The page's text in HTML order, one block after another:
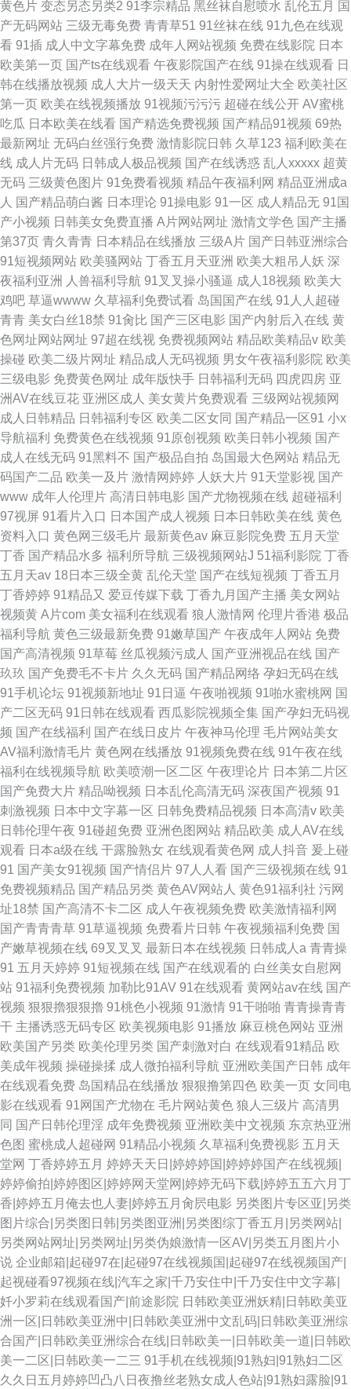
黄色片 变态另态另类2 91李宗精品 黑丝袜自慰喷水 乱伦五月 国
产无码网站 三级无毒免费 青青草51 91丝袜在线 91九色在线观
看 91插 成人中文字幕免费 成年人网站视频 免费在线影院 日本
欧美第一页 国产ts在线观看 午夜影院国产在线 91操在线观看 日
韩在线播放视频 成人大片一级天天 内射性爱网址大全 欧美社区
第一页 欧美在线视频播放 91视频污污污 超碰在线公开 AV蜜桃
吃瓜 日本欧美在线看 国产精选免费视频 国产精品91视频 69热
最新网址 无码白丝强行免费 激情影院日韩 久草123 福利欧美在
线 成人片无码 日韩成人极品视频 国产在线诱惑 乱人xxxxx 超黄
无码 三级黄色图片 91免费看视频 精品午夜福利网 精品亚洲成a
人 国产精品萌白酱 日本理论 91操电影 91一区 成人精品无 91国
产小视频 日韩美女免费直播 A片网站网址 激情文学色 国产主播
第37页 青久青青 日本精品在线播放 三级A片 国产日韩亚洲综合
91短视频网站 欧美骚网站 丁香五月天亚洲 欧美大粗吊人妖 深
夜福利亚洲
人兽福利导航 91叉叉操小骚逼 成人18视频 欧美大
鸡吧 草逼wwww 久草福利免费试看 岛国国产在线 91人人超碰
青青 美女白丝18禁 91肏比 国产三区电影 国产内射后入在线 黄
色网址网站网址 97超在线视 免费视频网站 精品欧美精品v 欧美
操碰 欧美二级片网址 精品成人无码视频 男女午夜福利影院 欧美
三级电影 免费黄色网址 成年版快手 日韩福利无码 四虎四房 亚
洲AV在线豆花 亚洲区成人 美女黄片免费观看 三级网站视频网
成人日韩精品 日韩福利专区 欧美二区女同 国产精品一区91 小x
导航福利 免费黄色在线视频 91原创视频 欧美日韩小视频 国产
成人在线无码 91黑料不 国产极品自拍 岛国最大色网站 精品无
码国产二品 欧美一及片 激情网婷婷 人妖大片 91天堂影视 国产
www 成年人伦理片 高清日韩电影 国产尤物视频在线 超碰福利
97视屏 91看片入口 日本国产成人视频 日本日韩欧美在线 黄色
资料入口 黄色网三级毛片 最新黄色av 麻豆影院免费 五月天堂
丁香 国产精品水多 福利所导航 三级视频网站J 51福利影院 丁香
五月天av 18日本三级全黄 乱伦天堂 国产在线短视频 丁香五月
丁香婷婷 91精品又 爱豆传媒下载 丁香九月国产主播 美女网站
视频黄 A片com 美女福利在线观看 狼人激情网 伦理片香港 极品
福利导航 黄色三级最新免费 91嫩草国产 午夜成年人网站 免费
国产高清视频 91草莓 丝瓜视频污成人 国产亚洲视品在线 国产
玖玖 国产免费毛不卡片 久久无码 国产精品网络 孕妇无码在线
91手机论坛 91视频新地址 91日逼 午夜啪视频 91啪水蜜桃网 国
产二区无码 91日韩在线观看 西瓜影院视频全集 国产孕妇无码视
频 国产在线福利 国产在线日皮片 午夜神马伦理 毛片网站美女
AV福利激情毛片 黄色网在线播放 91视频免费在线 91午夜在线
福利在线视频导航 欧美喷潮一区二区 午夜理论片 日本第二片区
国产免费大片 精品呦视频 日本乱伦高清无码 深夜国产视频 91
刺激视频 日本中文字幕一区 日韩免费精品视频 日本高清v 欧美
日韩伦理午夜 91碰超免费 亚洲色图网站 精品欧美 成人AV在线
观看 日本a级在线 干露脸熟女 在线观看黄色网 成人抖音 爰上碰
91 国产美女91视频 国产情侣片 97人人看 国产三级视频在线 91
免费视频精品 国产精品另类 黄色AV网站人 黄色91福利社 污网
址18禁 国产高清不卡二区 成人午夜视频免费 欧美激情福利网
国产青青青草 91草逼视频 免费看片日韩 午夜视频福利免费 国
产嫩草视频在线 69叉叉叉 最新日本在线视频 日韩成人a 青青操
91 五月天婷婷 91短视频在线 国产在线观看的 白丝美女自慰网
站 91福利免费视频 加勒比91AV 91在线观看 黄网站av在线 国产
视频 狠狠擼狠狠擼 91桃色小视频 91激情 91干啪啪 青青操青青
干 主播诱惑无码专区 欧美视频电影 91播放 麻豆桃色网站 亚洲
欧美国产另类 欧美伦理另类 国产刺激对白 在线观看91精品 欧
美成年视频 操碰操揉 成人微拍福利导航 亚洲欧美国产日韩 成年
在线观看免费 岛国精品在线播放 狠狠撸第四色 欧美一页 女同电
影在线观看 91网国产尤物在 毛片网站黄色 狼人三级片 高清男
同 国产日韩伦理淫 成年免费视频 亚洲欧美中文视频 东京热亚洲
色图 蜜桃成人超碰网 91精品小视频 久草福利免费视影 五月天
堂网 丁香婷婷五月 婷婷天天日|婷婷婷国|婷婷婷国产在线视频|
婷婷偷拍|婷婷图区|婷婷网天堂网|婷婷无码下载|婷婷五五六月丁
香|婷婷五月俺去也人妻|婷婷五月肏屄电影 另类图片专区亚|另类
图片综合|另类图日韩|另类图亚洲|另类图综丁香五月|另类网站|
另类网站网址|另类网址|另类伪娘激情一区AV|另类五月图片小
说 企业邮箱|起碰97在|起碰97在线视频国|起碰97在线视频国产|
起视碰看97视频在线|汽车之家|千乃安住中|千乃安住中文字幕|
奷小罗莉在线观看国产|前途影院 日韩欧美亚洲妖精|日韩欧美亚
洲一区|日韩欧美亚洲中|日韩欧美亚洲中文乱码|日韩欧美亚洲综
合国产|日韩欧美亚洲综合在线|日韩欧美一|日韩欧美一道|日韩欧
美一二区|日韩欧美一二三 91手机在线视频|91熟妇|91熟妇二区
久久日五月婷婷凹凸八日夜撸丝老熟女成人色站|91熟妇露脸|91